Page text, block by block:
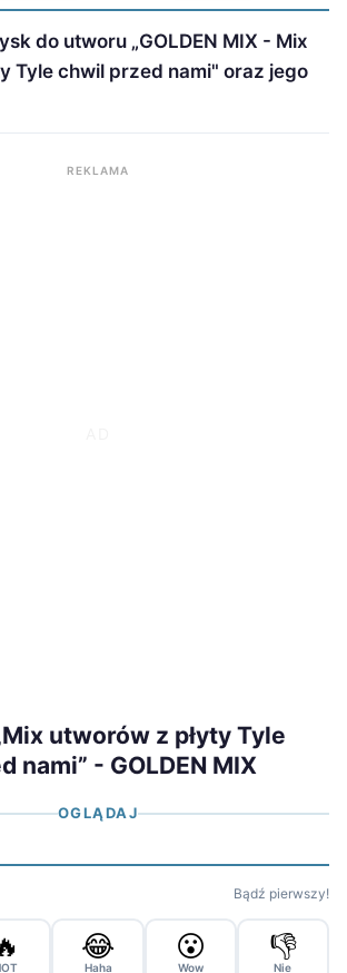
do utworu „GOLDEN MIX - Mix
Tyle chwil przed nami" oraz jego
REKLAMA
utworów z płyty Tyle
nami” - GOLDEN MIX
OGLĄDAJ
Bądź pierwszy!
😂
Haha
😮
Wow
👎
Nie